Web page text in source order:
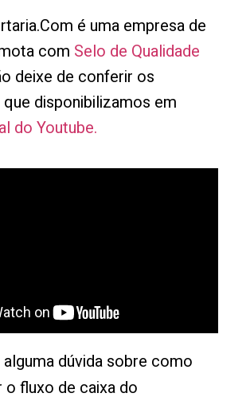
é uma empresa de
com Selo de Qualidade
deixe de conferir os
disponibilizamos em
do Youtube.
dúvida sobre como
o fluxo de caixa do